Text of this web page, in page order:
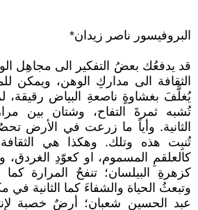
البروفيسور ناصر زيدان*
قد يدفعُك بعضُ التفكير الى مجاهِل
الثقافة الى مداركِ الوهن، ويمكن
يُغلَّفَ بغشاوةٍ ناصعةِ البياض رقيقة،
تُشبه ثمرةَ التفاح، وشتان بين
الثانية. وأياً ما زرعت في الأرض
تُنبِت هذه وتلك. وهكذا هي
كالعلقمِ المسموم، او كعوّدِ الغردق،
كزهرةِ البيلسان؛ تنفحُ المرارة
وتبعثُ الحياة والشفاءَ كما الثانية في
عبد الحسين شعبان؛ أرضٌ خصبة